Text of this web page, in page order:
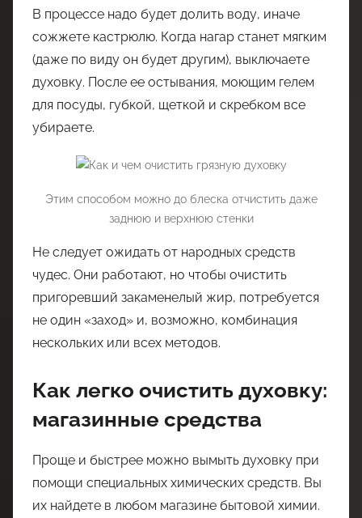
В процессе надо будет долить воду, иначе
сожжете кастрюлю. Когда нагар станет мягким
(даже по виду он будет другим), выключаете
духовку. После ее остывания, моющим гелем
для посуды, губкой, щеткой и скребком все
убираете.
Этим способом можно до блеска отчистить даже
заднюю и верхнюю стенки
Не следует ожидать от народных средств
чудес. Они работают, но чтобы очистить
пригоревший закаменелый жир, потребуется
не один «заход» и, возможно, комбинация
нескольких или всех методов.
Как легко очистить духовку:
магазинные средства
Проще и быстрее можно вымыть духовку при
помощи специальных химических средств. Вы
их найдете в любом магазине бытовой химии.